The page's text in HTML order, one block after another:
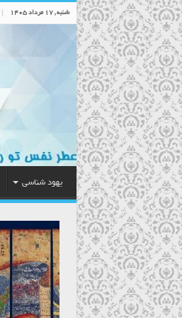
شنبه , ۱۷ مرداد ۱۴۰۵
یهود شناسی